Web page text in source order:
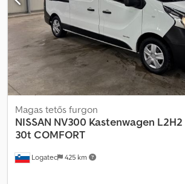
Logatec 425 km
Magas tetős furgon
NISSAN NV300 Kastenwagen L2H2
30t COMFORT